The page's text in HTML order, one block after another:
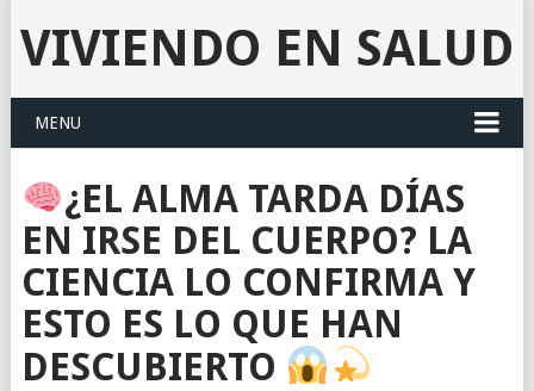
VIVIENDO EN SALUD
MENU
¿EL ALMA TARDA DÍAS
EN IRSE DEL CUERPO? LA
CIENCIA LO CONFIRMA Y
ESTO ES LO QUE HAN
DESCUBIERTO